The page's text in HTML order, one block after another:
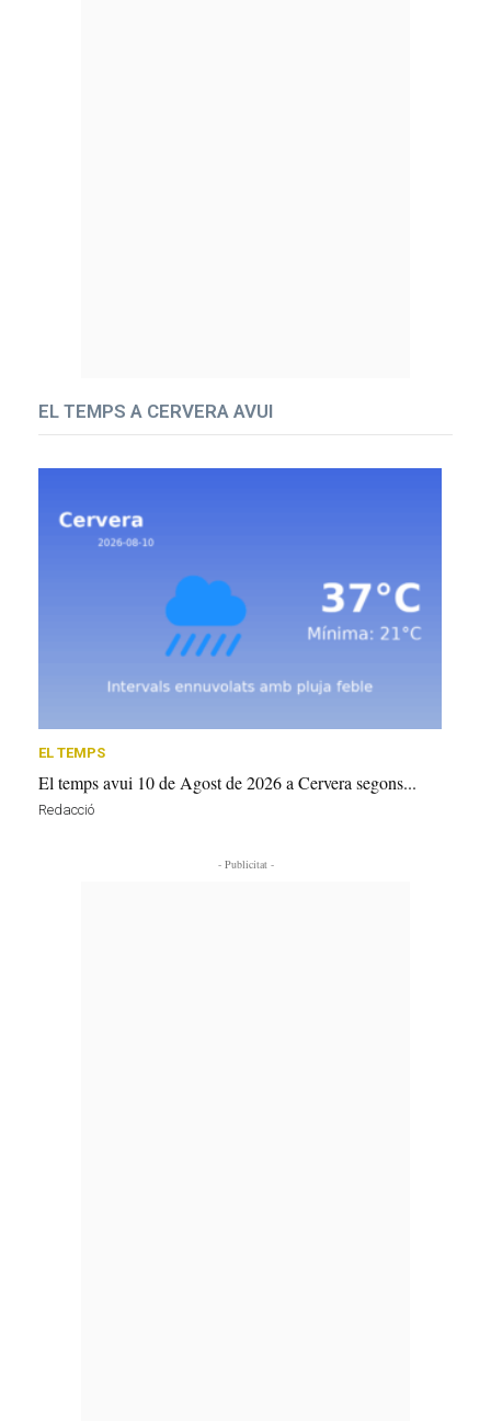
EL TEMPS A CERVERA AVUI
EL TEMPS
El temps avui 10 de Agost de 2026 a Cervera segons...
Redacció
- Publicitat -